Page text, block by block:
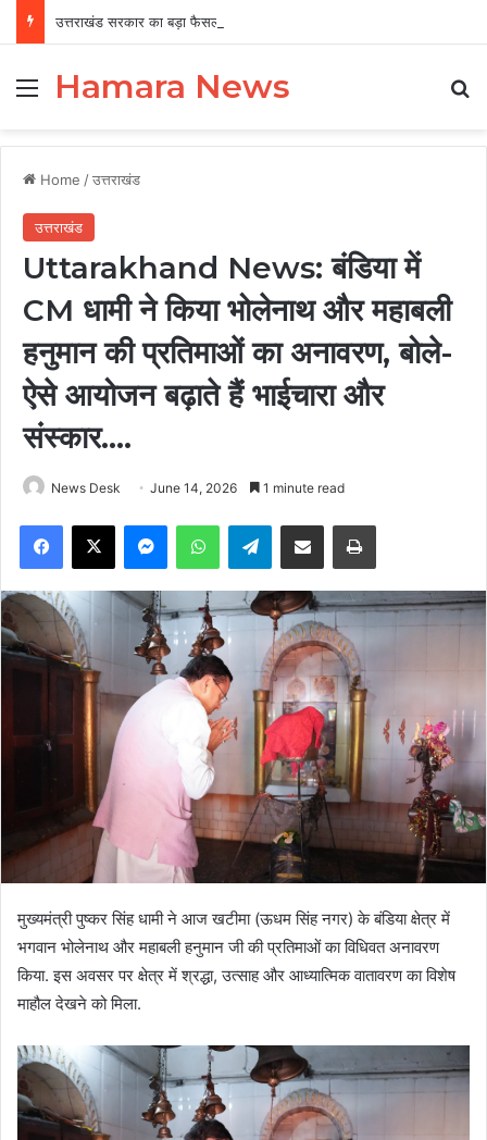
MenuHamara News
Home /उत्तराखंड
उत्तराखंड
Uttarakhand News: बंडिया में
CM धामी ने किया भोलेनाथ और महाबली
हनुमान की प्रतिमाओं का अनावरण, बोले-
ऐसे आयोजन बढ़ाते हैं भाईचारा और
संस्कार….
News Desk June 14, 2026 1 minute read
Facebook
X MessengerWhatsAppTelegramShare via Email Print
मुख्यमंत्री पुष्कर सिंह धामी ने आज खटीमा (ऊधम सिंह नगर) के बंडिया क्षेत्र में
भगवान भोलेनाथ और महाबली हनुमान जी की प्रतिमाओं का विधिवत अनावरण
किया. इस अवसर पर क्षेत्र में श्रद्धा, उत्साह और आध्यात्मिक वातावरण का विशेष
माहौल देखने को मिला.